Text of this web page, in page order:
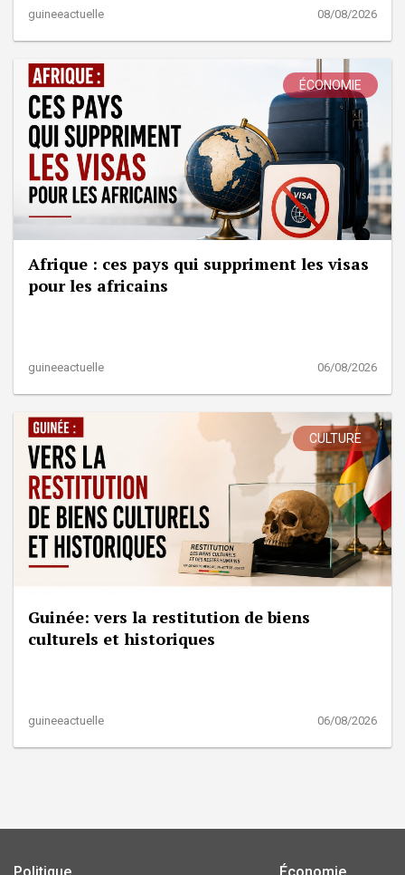
guineeactuelle 08/08/2026
ÉCONOMIE
Afrique : ces pays qui suppriment les visas
pour les africains
guineeactuelle 06/08/2026
CULTURE
Guinée: vers la restitution de biens
culturels et historiques
guineeactuelle 06/08/2026